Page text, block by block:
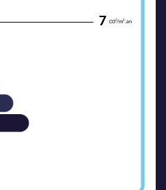
7 CO²/m².an